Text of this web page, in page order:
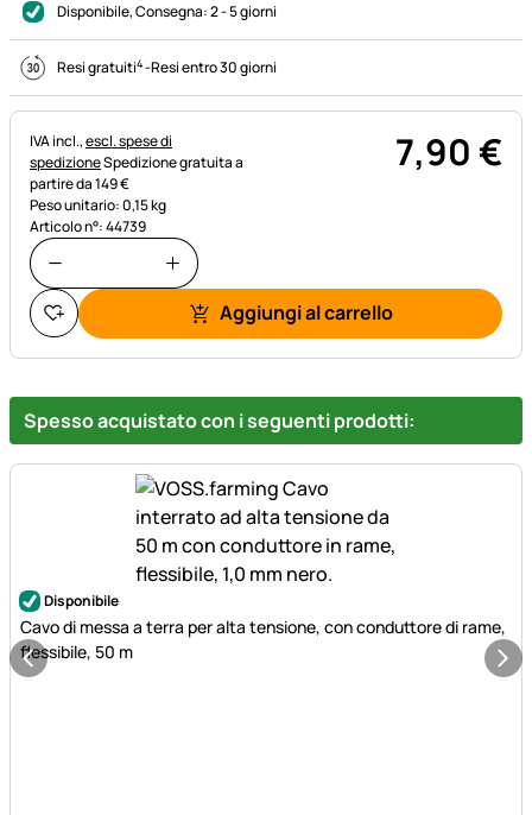
Disponibile, Consegna:2 - 5 giorni
Resi gratuiti4-Resi entro 30 giorni
Informazioni fiscali:
IVA incl.,escl. spese di
spedizioneSpedizione gratuita a
partire da 149 €
Peso unitario: 0,15 kg
Articolo n°: 44739
7,90€
Aggiungi al carrello
Spesso acquistato con i seguenti prodotti:
Disponibile
Cavo di messa a terra per alta tensione, con conduttore di rame,
flessibile, 50 m